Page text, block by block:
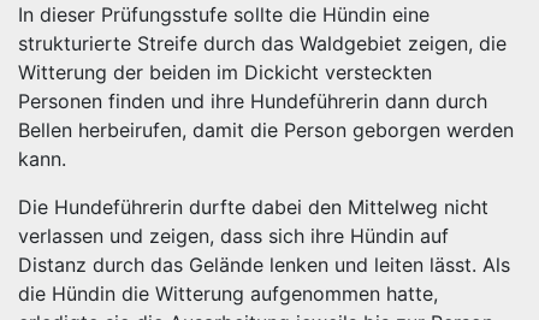
In dieser Prüfungsstufe sollte die Hündin eine
strukturierte Streife durch das Waldgebiet zeigen, die
Witterung der beiden im Dickicht versteckten
Personen finden und ihre Hundeführerin dann durch
Bellen herbeirufen, damit die Person geborgen werden
kann.
Die Hundeführerin durfte dabei den Mittelweg nicht
verlassen und zeigen, dass sich ihre Hündin auf
Distanz durch das Gelände lenken und leiten lässt. Als
die Hündin die Witterung aufgenommen hatte,